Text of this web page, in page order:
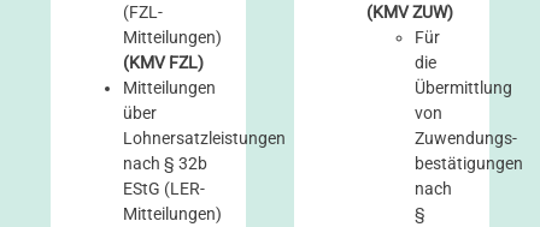
(FZL-
Mitteilungen)
(KMV FZL)
Mitteilungen
über
Lohnersatzleistungen
nach § 32b
EStG (LER-
Mitteilungen)
(KMV ZUW)
Für
die
Übermittlung
von
Zuwendungs­
bestätigungen
nach
§